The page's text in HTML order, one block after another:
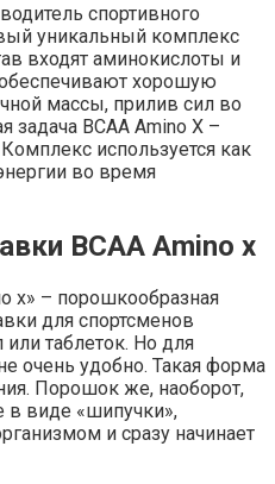
спортивного
уникальный комплекс
входят аминокислоты и
хорошую
массы, прилив сил во
задача ВСАА Amino X –
используется как
во время
BCAA Amino x
х» – порошкообразная
для спортсменов
таблеток. Но для
очень удобно. Такая форма
Порошок же, наоборот,
в виде «шипучки»,
и сразу начинает